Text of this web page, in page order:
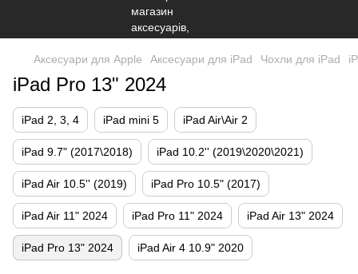
Аксесуари для Apple Аксесуари для iPad Чохли для iPad
iPad Pro 13" 2024
iPad 2, 3, 4 iPad mini 5 iPad Air\Air 2
iPad 9.7" (2017\2018) iPad 10.2'' (2019\2020\2021)
iPad Air 10.5'' (2019) iPad Pro 10.5" (2017)
iPad Air 11" 2024 iPad Pro 11" 2024 iPad Air 13" 2024
iPad Pro 13" 2024 iPad Air 4 10.9" 2020